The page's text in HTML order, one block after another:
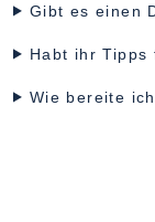
Gibt es einen
Habt ihr Tipps
Wie bereite